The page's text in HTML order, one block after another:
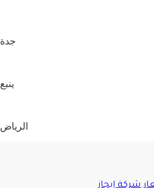
جدة
ينبع
الرياض